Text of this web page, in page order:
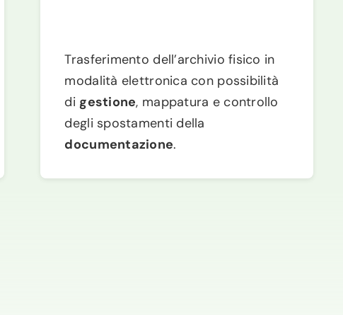
Trasferimento dell’archivio fisico in
modalità elettronica con possibilità
di gestione, mappatura e controllo
degli spostamenti della
documentazione.